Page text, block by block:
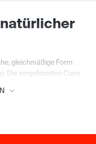
gleichmäßige Form
Die vorgeformten Cups
So entsteht ein